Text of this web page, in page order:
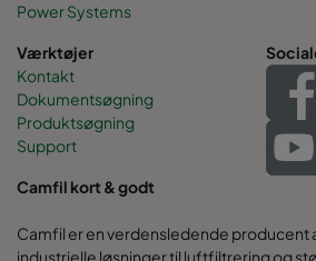
Power Systems
Værktøjer
Kontakt
Dokumentsøgning
Produktsøgning
Support
Camfil kort & godt
Camfil er en verdensledende producent
industrielle løsninger til luftfiltrering og